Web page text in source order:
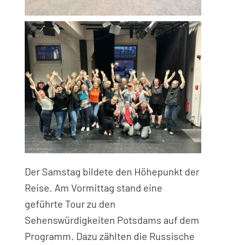
Der Samstag bildete den Höhepunkt der
Reise. Am Vormittag stand eine
geführte Tour zu den
Sehenswürdigkeiten Potsdams auf dem
Programm. Dazu zählten die Russische